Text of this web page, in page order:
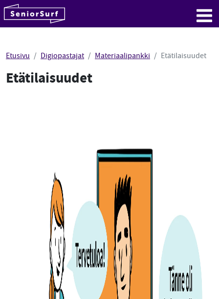
Hyppää sisältöön
Etusivu Digiopastajat Materiaalipankki Etätilaisuudet
Etätilaisuudet